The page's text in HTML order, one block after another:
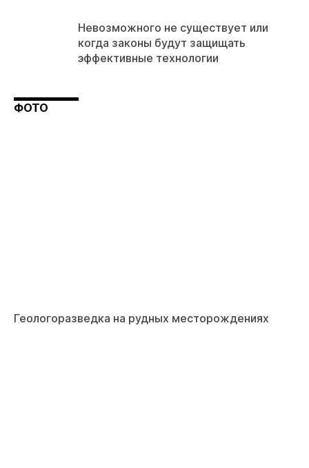
Невозможного не существует или
когда законы будут защищать
эффективные технологии
ФОТО
Геологоразведка на рудных месторождениях